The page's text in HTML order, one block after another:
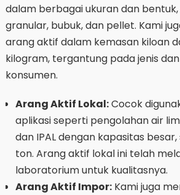
dalam berbagai ukuran dan
granular, bubuk, dan pellet. Kami
arang aktif dalam kemasan kiloan
kilogram, tergantung pada jenis
konsumen.
Arang Aktif Lokal:Cocok
aplikasi seperti pengolahan air
dan IPAL dengan kapasitas
ton. Arang aktif lokal ini telah
laboratorium untuk kualitasnya.
Arang Aktif Impor:Kami juga